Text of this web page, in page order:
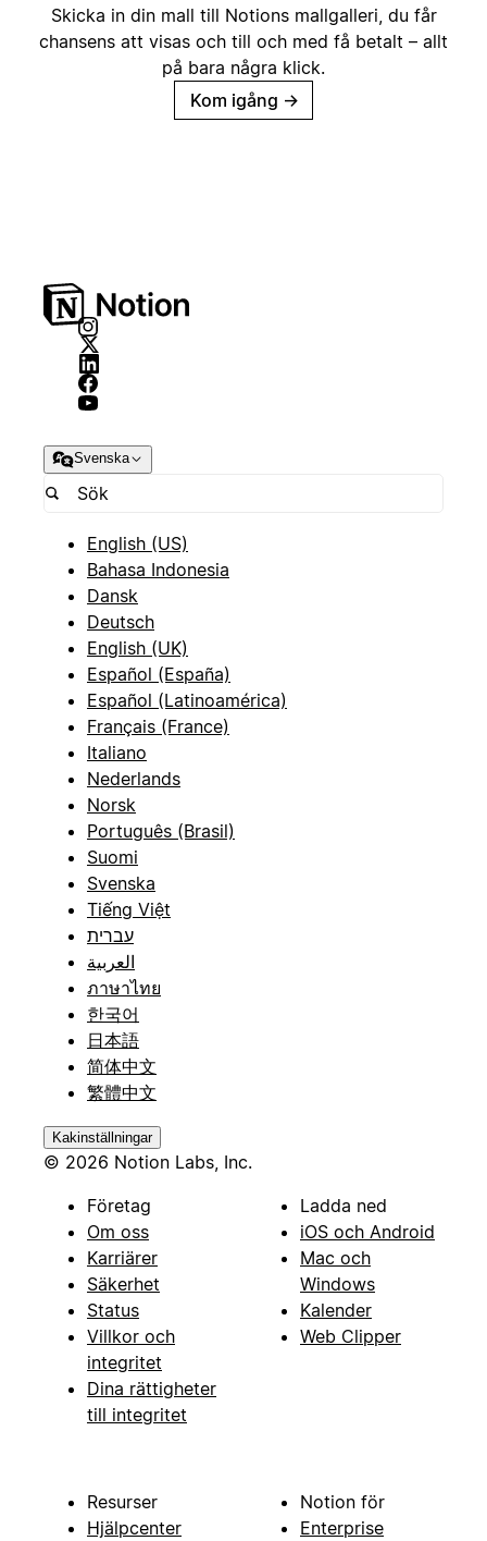
Skicka in din mall till Notions mallgalleri, du får
chansens att visas och till och med få betalt – allt
på bara några klick.
Kom igång →
Svenska
English (US)
Bahasa Indonesia
Dansk
Deutsch
English (UK)
Español (España)
Español (Latinoamérica)
Français (France)
Italiano
Nederlands
Norsk
Português (Brasil)
Suomi
Svenska
Tiếng Việt
עברית
العربية
ภาษาไทย
한국어
日本語
简体中文
繁體中文
Kakinställningar
© 2026 Notion Labs, Inc.
Företag
Om oss
Karriärer
Säkerhet
Status
Villkor och
integritet
Dina rättigheter
till integritet
Ladda ned
iOS och Android
Mac och
Windows
Kalender
Web Clipper
Resurser
Hjälpcenter
Notion för
Enterprise